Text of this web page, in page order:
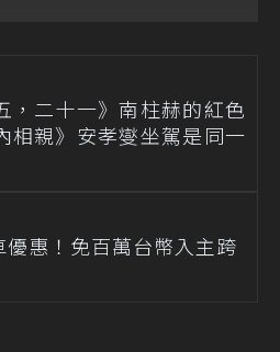
，二十一》南柱赫的紅色
親》安孝燮坐駕是同一
惠！免百萬台幣入主跨